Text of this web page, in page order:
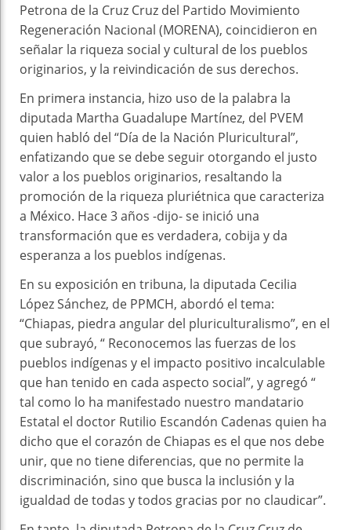
Petrona de la Cruz Cruz del Partido Movimiento
Regeneración Nacional (MORENA), coincidieron en
señalar la riqueza social y cultural de los pueblos
originarios, y la reivindicación de sus derechos.
En primera instancia, hizo uso de la palabra la
diputada Martha Guadalupe Martínez, del PVEM
quien habló del “Día de la Nación Pluricultural”,
enfatizando que se debe seguir otorgando el justo
valor a los pueblos originarios, resaltando la
promoción de la riqueza pluriétnica que caracteriza
a México. Hace 3 años -dijo- se inició una
transformación que es verdadera, cobija y da
esperanza a los pueblos indígenas.
En su exposición en tribuna, la diputada Cecilia
López Sánchez, de PPMCH, abordó el tema:
“Chiapas, piedra angular del pluriculturalismo”, en el
que subrayó, “ Reconocemos las fuerzas de los
pueblos indígenas y el impacto positivo incalculable
que han tenido en cada aspecto social”, y agregó “
tal como lo ha manifestado nuestro mandatario
Estatal el doctor Rutilio Escandón Cadenas quien ha
dicho que el corazón de Chiapas es el que nos debe
unir, que no tiene diferencias, que no permite la
discriminación, sino que busca la inclusión y la
igualdad de todas y todos gracias por no claudicar”.